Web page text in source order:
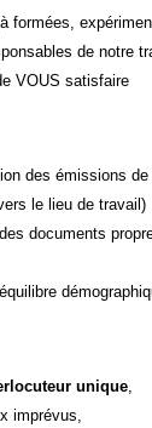
formées,
de notre
VOUS satisfaire
des émissions
le lieu de travail)
documents
unique,
imprévus,